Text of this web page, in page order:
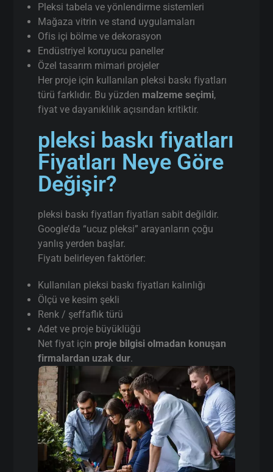
Pleksi tabela ve yönlendirme sistemleri
Mağaza vitrin ve stand uygulamaları
Ofis içi bölme ve dekorasyon
Endüstriyel koruyucu paneller
Özel tasarım mimari projeler
Her proje için kullanılan pleksi baskı fiyatları
türü farklıdır. Bu yüzden malzeme seçimi,
fiyat ve dayanıklılık açısından kritiktir.
pleksi baskı fiyatları
Fiyatları Neye Göre
Değişir?
pleksi baskı fiyatları fiyatları sabit değildir.
Google’da “ucuz pleksi” arayanların çoğu
yanlış yerden başlar.
Fiyatı belirleyen faktörler:
Kullanılan pleksi baskı fiyatları kalınlığı
Ölçü ve kesim şekli
Renk / şeffaflık türü
Adet ve proje büyüklüğü
Net fiyat için proje bilgisi olmadan konuşan
firmalardan uzak dur.